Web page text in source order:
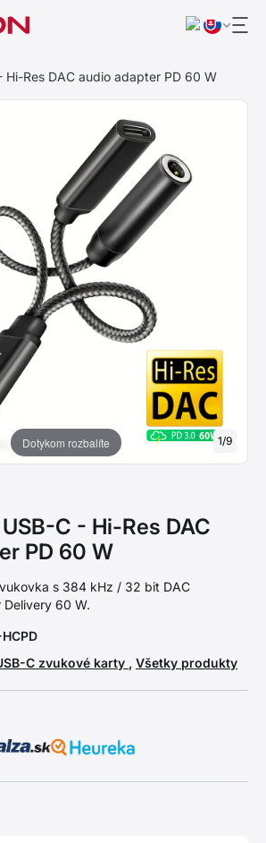
Hi-Res DAC audio adapter PD 60 W
Dotykom rozbalíte 1/9
C - Hi-Res DAC
PD 60 W
s 384 kHz / 32 bit DAC
60 W.
C zvukové karty , Všetky produkty